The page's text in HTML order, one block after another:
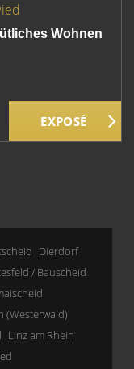
Wohnen
Dierdorf
/ Bauscheid
(Westerwald)
Linz am Rhein